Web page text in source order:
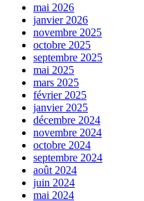
mai 2026
janvier 2026
novembre 2025
octobre 2025
septembre 2025
mai 2025
mars 2025
février 2025
janvier 2025
décembre 2024
novembre 2024
octobre 2024
septembre 2024
août 2024
juin 2024
mai 2024